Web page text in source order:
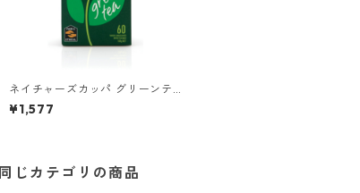
ネイチャーズカッパ グリーンテ
ィ 60ティーバッグ
¥1,577
同じカテゴリの商品